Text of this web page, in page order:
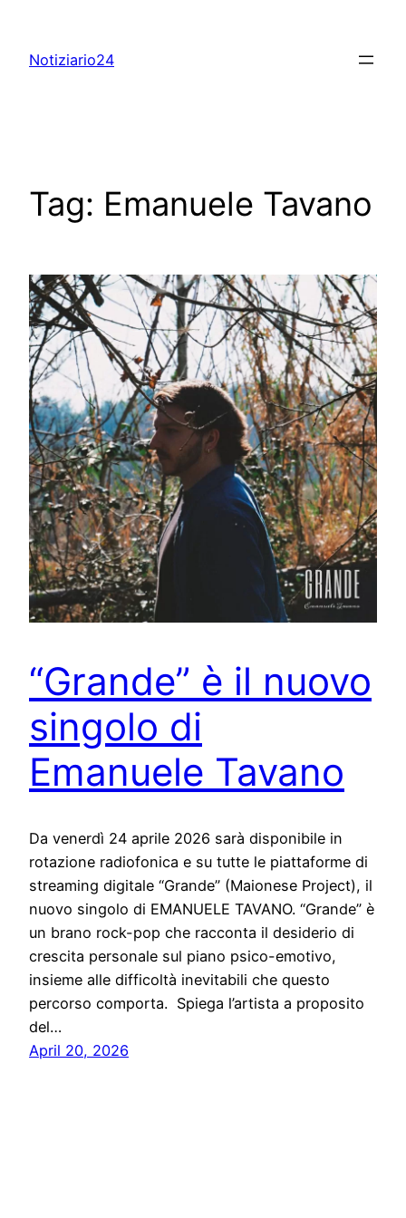
content
Notiziario24
Tag: Emanuele Tavano
“Grande” è il nuovo
singolo di
Emanuele Tavano
Da venerdì 24 aprile 2026 sarà disponibile in
rotazione radiofonica e su tutte le piattaforme di
streaming digitale “Grande” (Maionese Project), il
nuovo singolo di EMANUELE TAVANO. “Grande” è
un brano rock-pop che racconta il desiderio di
crescita personale sul piano psico-emotivo,
insieme alle difficoltà inevitabili che questo
percorso comporta. Spiega l’artista a proposito
del…
April 20, 2026